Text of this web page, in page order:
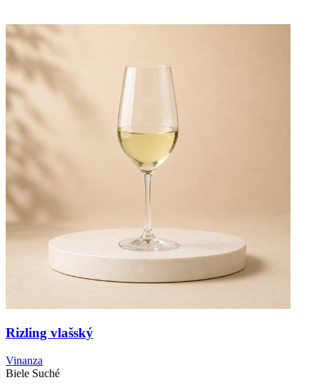
Rizling vlašský
Vinanza
Biele Suché